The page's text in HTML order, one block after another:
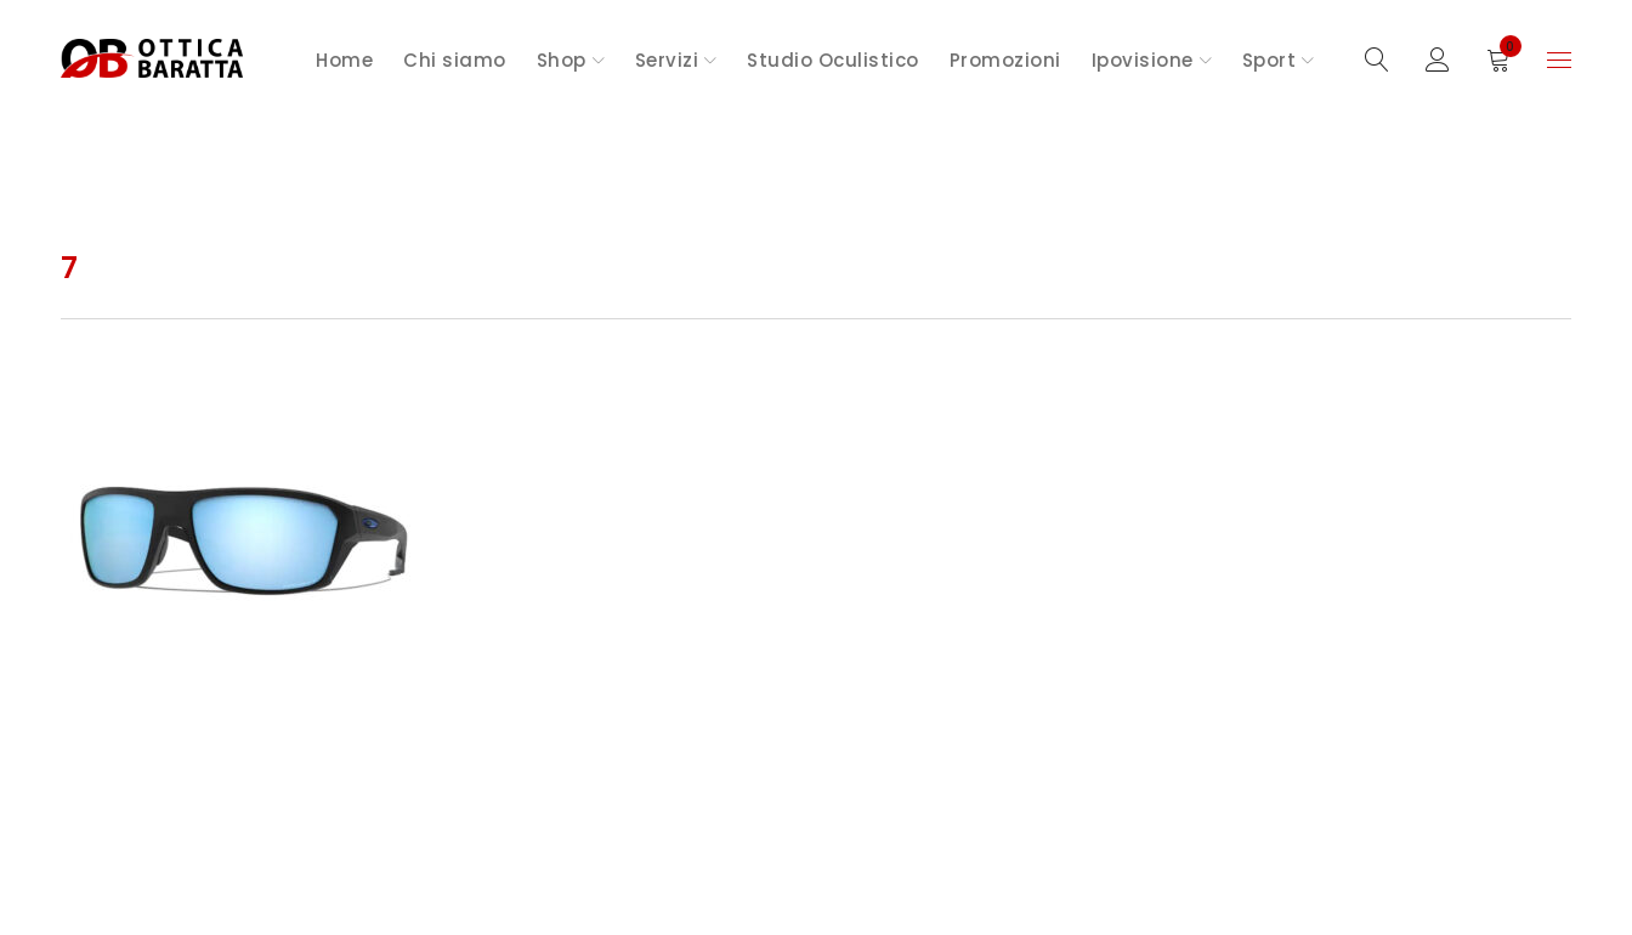
Home Chi siamo Shop Servizi Studio Oculistico Promozioni Ipovisione Sport
0
7